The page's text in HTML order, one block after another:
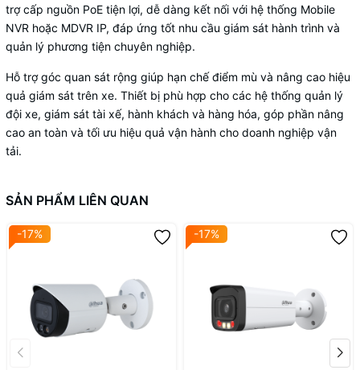
trợ cấp nguồn PoE tiện lợi, dễ dàng kết nối với hệ thống Mobile
NVR hoặc MDVR IP, đáp ứng tốt nhu cầu giám sát hành trình và
quản lý phương tiện chuyên nghiệp.
Hỗ trợ góc quan sát rộng giúp hạn chế điểm mù và nâng cao hiệu
quả giám sát trên xe. Thiết bị phù hợp cho các hệ thống quản lý
đội xe, giám sát tài xế, hành khách và hàng hóa, góp phần nâng
cao an toàn và tối ưu hiệu quả vận hành cho doanh nghiệp vận
tải.
SẢN PHẨM LIÊN QUAN
-17% -17%